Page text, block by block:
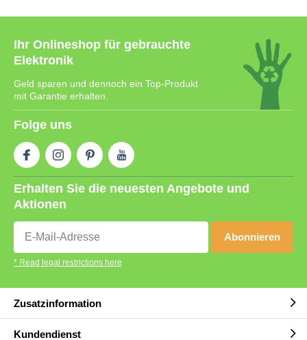
Ihr Onlineshop für gebrauchte
Elektronik
Geld sparen und dennoch ein Top-Produkt
mit Garantie erhalten.
Folge uns
Erhalten Sie die neuesten Angebote und
Aktionen
Abonnieren
* Read legal restrictions here
Zusatzinformation
Kundendienst